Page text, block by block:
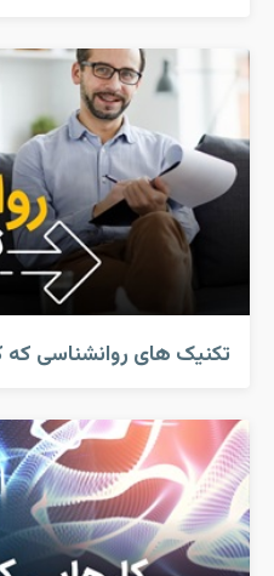
تکنیک های روانشناسی